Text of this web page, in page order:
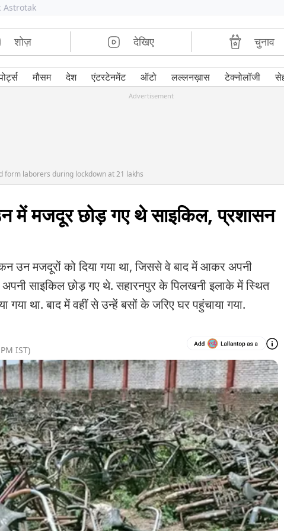
Astrotak
शोज़ देखिए चुनाव
मौसम देश एंटरटेनमेंट ऑटो लल्लनख़ास टेक्नोलॉजी
Advertisement
form laborers during lockdown at 21 lakhs
में मजदूर छोड़ गए थे साइकिल, प्रशासन
उन मजदूरों को दिया गया था, जिससे वे बाद में आकर अपनी
साइकिल छोड़ गए थे. सहारनपुर के पिलखनी इलाके में स्थित
गया था. बाद में वहीं से उन्हें बसों के जरिए घर पहुंचाया गया.
IST)